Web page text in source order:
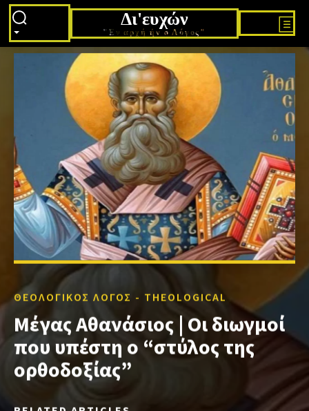
Δι'ευχών
"Εν αρχή ήν ο Λόγος"
ΘΕΟΛΟΓΙΚΌΣ ΛΌΓΟΣ - THEOLOGICAL
Μέγας Αθανάσιος | Οι διωγμοί
που υπέστη ο “στύλος της
ορθοδοξίας”